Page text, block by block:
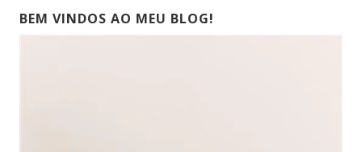
BEM VINDOS AO MEU BLOG!